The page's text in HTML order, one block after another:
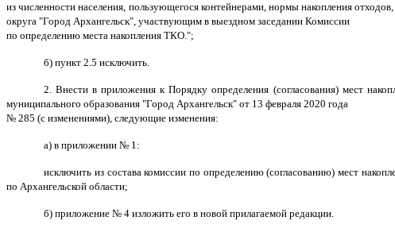
из численности населения, пользующегося контейнерами, нормы накопления
округа "Город Архангельск", участвующим в выездном заседании Комиссии
по определению места накопления ТКО.";
б) пункт 2.5 исключить.
2. Внести в приложения к Порядкуопределения (согласования) мест
муниципального образования "Город Архангельск" от 13 февраля 2020 года
№ 285 (с изменениями), следующие изменения:
а) в приложении № 1:
исключить из состава комиссии по определению (согласованию) мест
по Архангельской области;
б) приложение № 4 изложить его в новой прилагаемой редакции.